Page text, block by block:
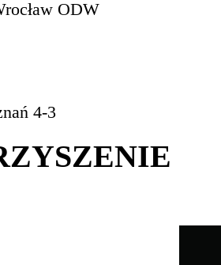
ODW
4-3